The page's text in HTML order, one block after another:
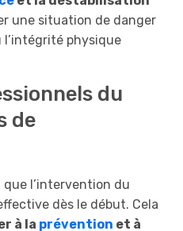
une situation de danger
l’intégrité physique
du
de
l’intervention du
dès le début. Cela
à la prévention et à